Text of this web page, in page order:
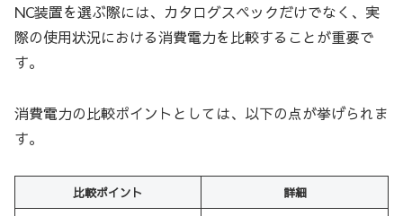
NC装置を選ぶ際には、カタログスペックだけでなく、実
際の使用状況における消費電力を比較することが重要で
す。
消費電力の比較ポイントとしては、以下の点が挙げられま
す。
比較ポイント 詳細